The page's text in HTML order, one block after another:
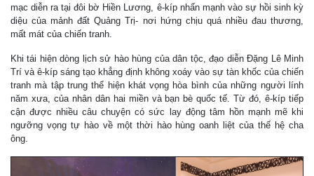
mạc diễn ra tại đôi bờ Hiền Lương, ê-kíp nhấn mạnh vào sự hồi sinh kỳ
diệu của mảnh đất Quảng Trị- nơi hứng chịu quá nhiều đau thương,
mất mát của chiến tranh.
Khi tái hiện dòng lịch sử hào hùng của dân tộc, đạo diễn Đặng Lê Minh
Trí và ê-kíp sáng tạo khẳng định không xoáy vào sự tàn khốc của chiến
tranh mà tập trung thể hiện khát vọng hòa bình của những người lính
năm xưa, của nhân dân hai miền và bạn bè quốc tế. Từ đó, ê-kíp tiếp
cận được nhiều câu chuyện có sức lay động tâm hồn mạnh mẽ khi
ngưỡng vọng tự hào về một thời hào hùng oanh liệt của thế hệ cha
ông.